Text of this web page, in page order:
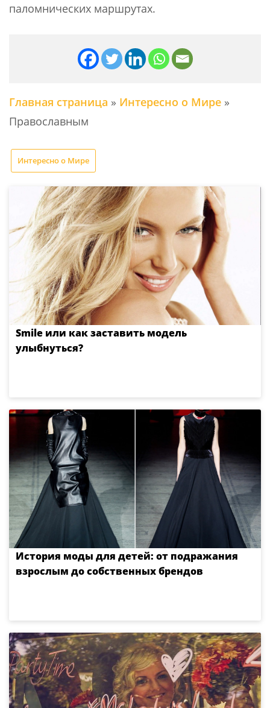
паломнических маршрутах.
Главная страница » Интересно о Мире »
Православным
Интересно о Мире
Smile или как заставить модель
улыбнуться?
История моды для детей: от подражания
взрослым до собственных брендов